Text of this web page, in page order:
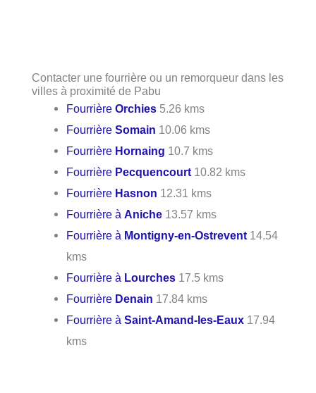
Contacter une fourrière ou un remorqueur dans les
villes à proximité de Pabu
FourrièreOrchies 5.26 kms
FourrièreSomain 10.06 kms
Fourrière Hornaing 10.7 kms
Fourrière Pecquencourt 10.82 kms
Fourrière Hasnon 12.31 kms
Fourrière àAniche 13.57 kms
Fourrière à Montigny-en-Ostrevent 14.54
kms
Fourrière à Lourches 17.5 kms
Fourrière Denain 17.84 kms
Fourrière àSaint-Amand-les-Eaux 17.94
kms